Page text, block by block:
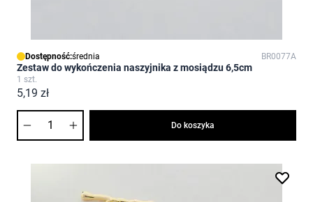
Dostępność:średnia BR0077A
Zestaw do wykończenia naszyjnika z mosiądzu 6,5cm
1 szt.
5,19 zł
Do koszyka